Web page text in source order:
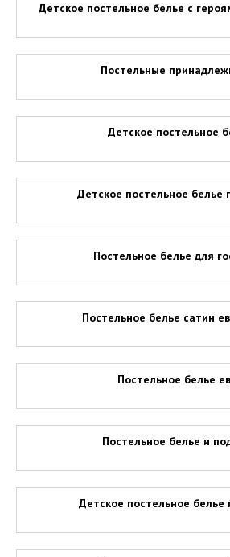
Детское постельное белье с
Постельные
Детское постельное
Детское постельное белье
Постельное белье для
Постельное белье сатин
Постельное белье
Постельное белье и
Детское постельное белье